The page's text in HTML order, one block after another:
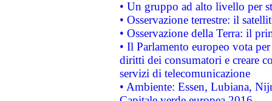
• Un gruppo ad alto livello per
• Osservazione terrestre: il
• Osservazione della Terra: il
• Il Parlamento europeo vota
diritti dei consumatori e creare
servizi di telecomunicazione
• Ambiente: Essen, Lubiana,